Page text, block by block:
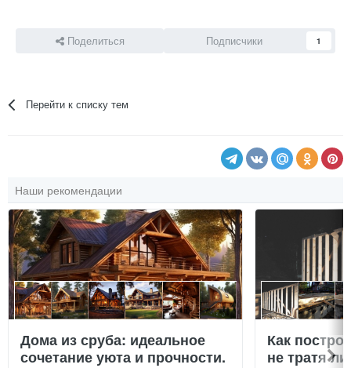
Поделиться Подписчики 1
Перейти к списку тем
Наши рекомендации
Дома из сруба: идеальное
сочетание уюта и прочности.
Как
не тратя